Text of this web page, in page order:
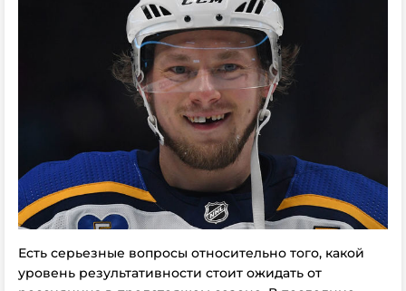
Есть серьезные вопросы относительно того, какой
уровень результативности стоит ожидать от